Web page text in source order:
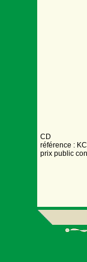
CD
référence :
prix public